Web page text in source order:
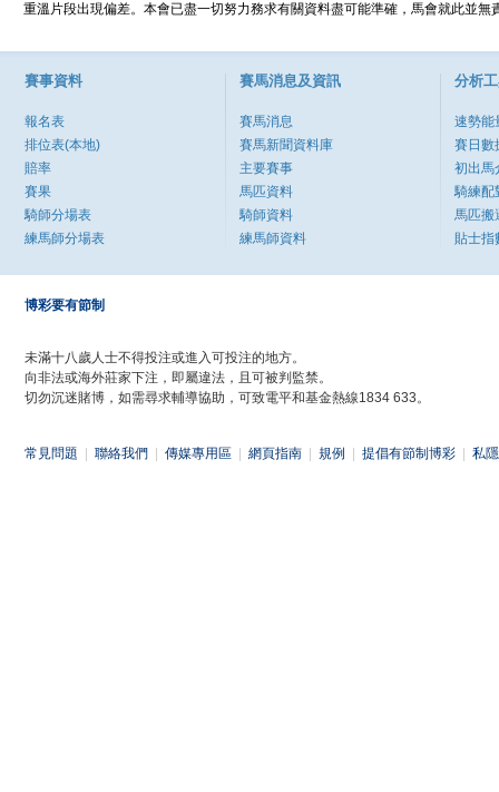
重溫片段出現偏差。本會已盡一切努力務求有關資料盡可能準確，馬會就此並
賽事資料
報名表
排位表(本地)
賠率
賽果
騎師分場表
練馬師分場表
賽馬消息及資訊
賽馬消息
賽馬新聞資料庫
主要賽事
馬匹資料
騎師資料
練馬師資料
分析
速勢能
賽日數
初出馬
騎練配
馬匹搬
貼士指
博彩要有節制
未滿十八歲人士不得投注或進入可投注的地方。
向非法或海外莊家下注，即屬違法，且可被判監禁。
切勿沉迷賭博，如需尋求輔導協助，可致電平和基金熱線1834 633。
常見問題 聯絡我們 傳媒專用區 網頁指南 規例 提倡有節制博彩 私